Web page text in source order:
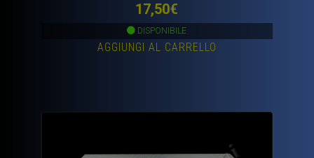
17,50€
DISPONIBILE
AGGIUNGI AL CARRELLO